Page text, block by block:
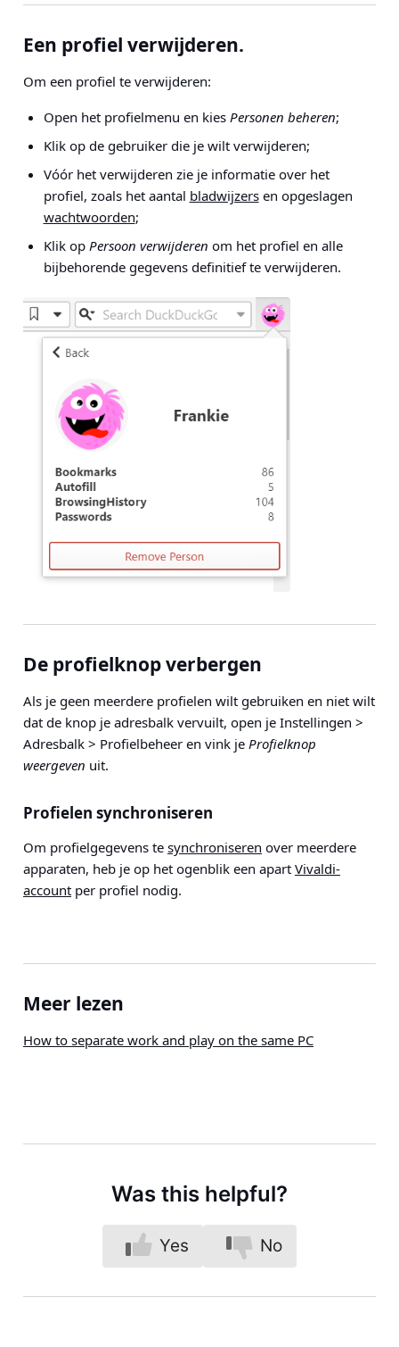
Een profiel verwijderen.
Om een profiel te verwijderen:
Open het profielmenu en kies Personen beheren;
Klik op de gebruiker die je wilt verwijderen;
Vóór het verwijderen zie je informatie over het
profiel, zoals het aantal bladwijzersen opgeslagen
wachtwoorden;
Klik op Persoon verwijderen om het profiel en alle
bijbehorende gegevens definitief te verwijderen.
De profielknop verbergen
Als je geen meerdere profielen wilt gebruiken en niet wilt
dat de knop je adresbalk vervuilt, open je Instellingen >
Adresbalk > Profielbeheer en vink je Profielknop
weergeven uit.
Profielen synchroniseren
Om profielgegevens te synchroniseren over meerdere
apparaten, heb je op het ogenblik een apart Vivaldi-
account per profiel nodig.
Meer lezen
How to separate work and play on the same PC
Was this helpful?
Yes No